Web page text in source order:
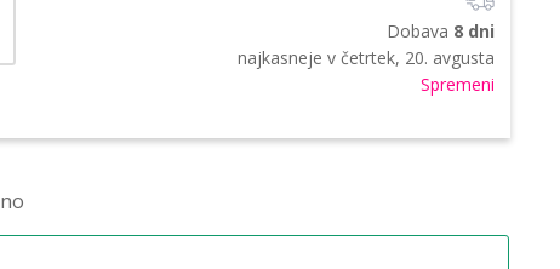
Dobava 8 dni
najkasneje v četrtek, 20. avgusta
Spremeni